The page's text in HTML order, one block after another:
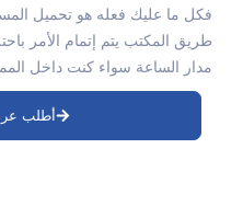
فكل ما عليك فعله هو تحميل
طريق المكتب يتم إتمام الأمر
مدار الساعة سواء كنت داخل
أطلب